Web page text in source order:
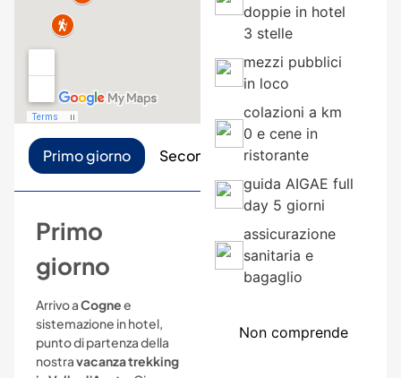
Primo giorno Secondo giorno Terzo giorno
Primo
giorno
Arrivo aCognee
sistemazione in hotel,
punto di partenza della
nostravacanza trekking
Non comprende
doppie in hotel
3 stelle
mezzi pubblici
in loco
colazioni a km
0 e cene in
ristorante
guida AIGAE full
day 5 giorni
assicurazione
sanitaria e
bagaglio